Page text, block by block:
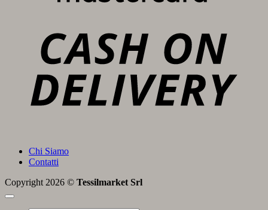
Chi Siamo
Contatti
Copyright 2026 © Tessilmarket Srl